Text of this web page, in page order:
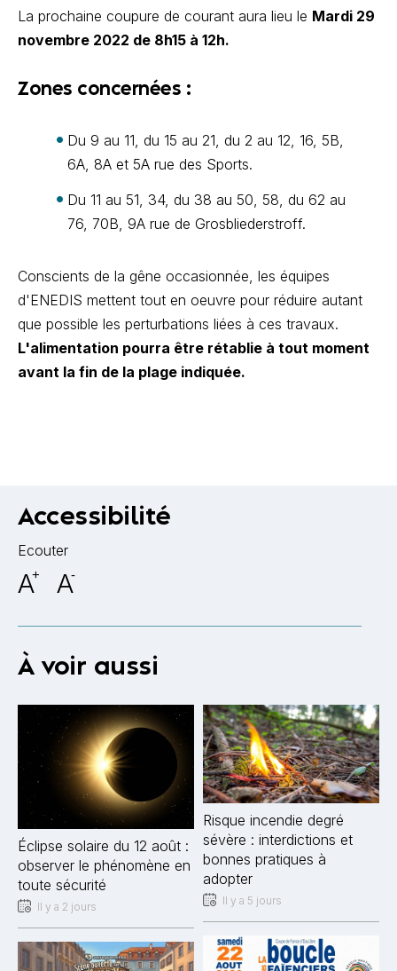
La prochaine coupure de courant aura lieu le Mardi 29
novembre 2022 de 8h15 à 12h.
Zones concernées :
Du 9 au 11, du 15 au 21, du 2 au 12, 16, 5B,
6A, 8A et 5A rue des Sports.
Du 11 au 51, 34, du 38 au 50, 58, du 62 au
76, 70B, 9A rue de Grosbliederstroff.
Conscients de la gêne occasionnée, les équipes
d'ENEDIS mettent tout en oeuvre pour réduire autant
que possible les perturbations liées à ces travaux.
L'alimentation pourra être rétablie à tout moment
avant la fin de la plage indiquée.
Accessibilité
Ecouter
A+ A-
À voir aussi
Éclipse solaire du 12 août :
observer le phénomène en
toute sécurité
Il y a 2 jours
Risque incendie degré
sévère : interdictions et
bonnes pratiques à
adopter
Il y a 5 jours